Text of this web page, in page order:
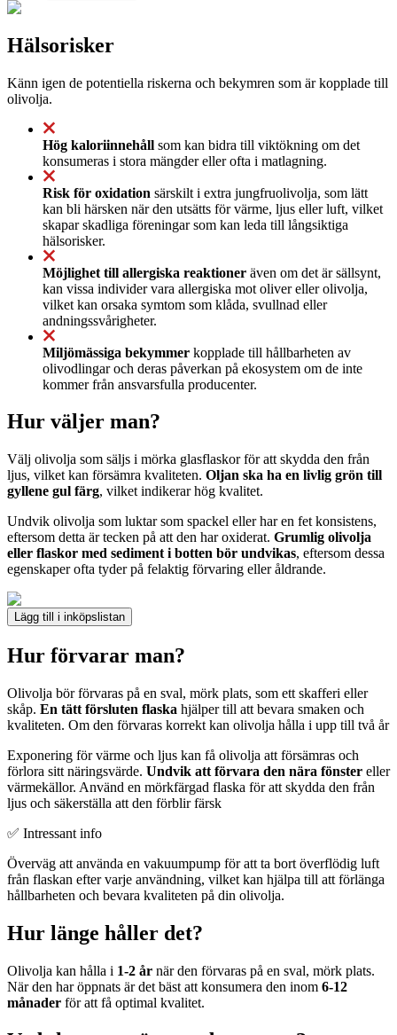
Hälsorisker
Känn igen de potentiella riskerna och bekymren som är kopplade till
olivolja.
Hög kaloriinnehåll som kan bidra till viktökning om det
konsumeras i stora mängder eller ofta i matlagning.
Risk för oxidation särskilt i extra jungfruolivolja, som lätt
kan bli härsken när den utsätts för värme, ljus eller luft, vilket
skapar skadliga föreningar som kan leda till långsiktiga
hälsorisker.
Möjlighet till allergiska reaktioner även om det är sällsynt,
kan vissa individer vara allergiska mot oliver eller olivolja,
vilket kan orsaka symtom som klåda, svullnad eller
andningssvårigheter.
Miljömässiga bekymmer kopplade till hållbarheten av
olivodlingar och deras påverkan på ekosystem om de inte
kommer från ansvarsfulla producenter.
Hur väljer man?
Välj olivolja som säljs i mörka glasflaskor för att skydda den från
ljus, vilket kan försämra kvaliteten. Oljan ska ha en livlig grön till
gyllene gul färg, vilket indikerar hög kvalitet.
Undvik olivolja som luktar som spackel eller har en fet konsistens,
eftersom detta är tecken på att den har oxiderat. Grumlig olivolja
eller flaskor med sediment i botten bör undvikas, eftersom dessa
egenskaper ofta tyder på felaktig förvaring eller åldrande.
Lägg till i inköpslistan
Hur förvarar man?
Olivolja bör förvaras på en sval, mörk plats, som ett skafferi eller
skåp. En tätt försluten flaska hjälper till att bevara smaken och
kvaliteten. Om den förvaras korrekt kan olivolja hålla i upp till två år
Exponering för värme och ljus kan få olivolja att försämras och
förlora sitt näringsvärde. Undvik att förvara den nära fönster eller
värmekällor. Använd en mörkfärgad flaska för att skydda den från
ljus och säkerställa att den förblir färsk
✅ Intressant info
Överväg att använda en vakuumpump för att ta bort överflödig luft
från flaskan efter varje användning, vilket kan hjälpa till att förlänga
hållbarheten och bevara kvaliteten på din olivolja.
Hur länge håller det?
Olivolja kan hålla i 1-2 år när den förvaras på en sval, mörk plats.
När den har öppnats är det bäst att konsumera den inom 6-12
månader för att få optimal kvalitet.